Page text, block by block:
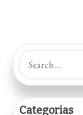
Search
for:
Categorias